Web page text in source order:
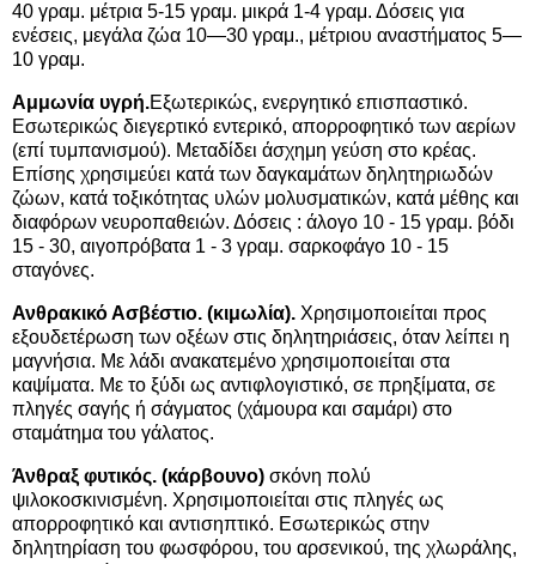
40 γραμ. μέτρια 5-15 γραμ. μικρά 1-4 γραμ. Δόσεις για
ενέσεις, μεγάλα ζώα 10—30 γραμ., μέτριου αναστήματος 5—
10 γραμ.
Αμμωνία υγρή.Εξωτερικώς, ενεργητικό επισπαστικό.
Εσωτερικώς διεγερτικό εντερικό, απορροφητικό των αερίων
(επί τυμπανισμού). Μεταδίδει άσχημη γεύση στο κρέας.
Επίσης χρησιμεύει κατά των δαγκαμάτων δηλητηριωδών
ζώων, κατά τοξικότητας υλών μολυσματικών, κατά μέθης και
διαφόρων νευροπαθειών. Δόσεις : άλογο 10 - 15 γραμ. βόδι
15 - 30, αιγοπρόβατα 1 - 3 γραμ. σαρκοφάγο 10 - 15
σταγόνες.
Ανθρακικό Ασβέστιο. (κιμωλία). Χρησιμοποιείται προς
εξουδετέρωση των οξέων στις δηλητηριάσεις, όταν λείπει η
μαγνήσια. Με λάδι ανακατεμένο χρησιμοποιείται στα
καψίματα. Με το ξύδι ως αντιφλογιστικό, σε πρηξίματα, σε
πληγές σαγής ή σάγματος (χάμουρα και σαμάρι) στο
σταμάτημα του γάλατος.
Άνθραξ φυτικός. (κάρβουνο) σκόνη πολύ
ψιλοκοσκινισμένη. Χρησιμοποιείται στις πληγές ως
απορροφητικό και αντισηπτικό. Εσωτερικώς στην
δηλητηρίαση του φωσφόρου, του αρσενικού, της χλωράλης,